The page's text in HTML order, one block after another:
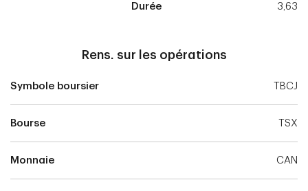
Durée 3,63
Rens. sur les opérations
Symbole boursier TBCJ
Bourse TSX
Monnaie CAN